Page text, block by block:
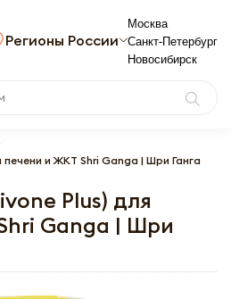
Регионы России
Москва
Санкт-Петербург
Новосибирск
и ЖКТ Shri Ganga | Шри Ганга
Plus) для
Ganga | Шри